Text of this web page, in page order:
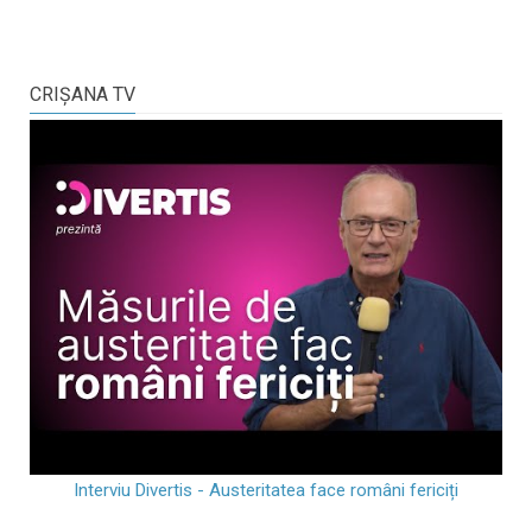
CRIŞANA TV
Interviu Divertis - Austeritatea face români fericiți